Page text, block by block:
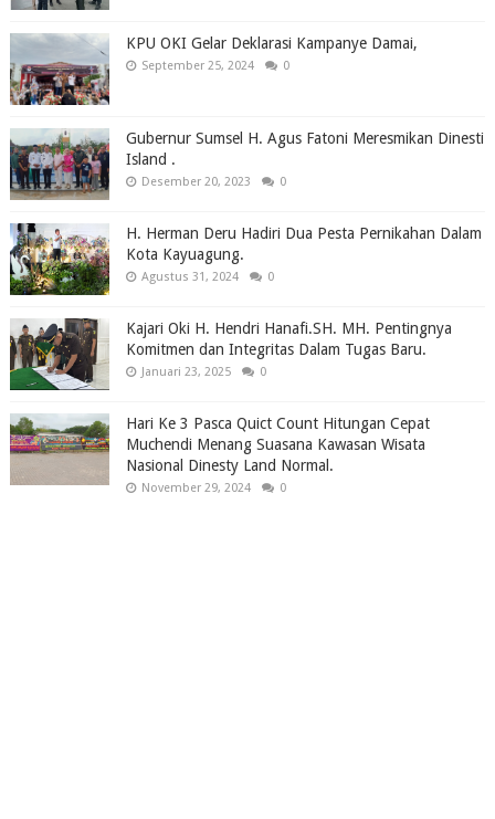
KPU OKI Gelar Deklarasi Kampanye Damai,
September 25, 2024 0
Gubernur Sumsel H. Agus Fatoni Meresmikan Dinesti
Island .
Desember 20, 2023 0
H. Herman Deru Hadiri Dua Pesta Pernikahan Dalam
Kota Kayuagung.
Agustus 31, 2024 0
Kajari Oki H. Hendri Hanafi.SH. MH. Pentingnya
Komitmen dan Integritas Dalam Tugas Baru.
Januari 23, 2025 0
Hari Ke 3 Pasca Quict Count Hitungan Cepat
Muchendi Menang Suasana Kawasan Wisata
Nasional Dinesty Land Normal.
November 29, 2024 0